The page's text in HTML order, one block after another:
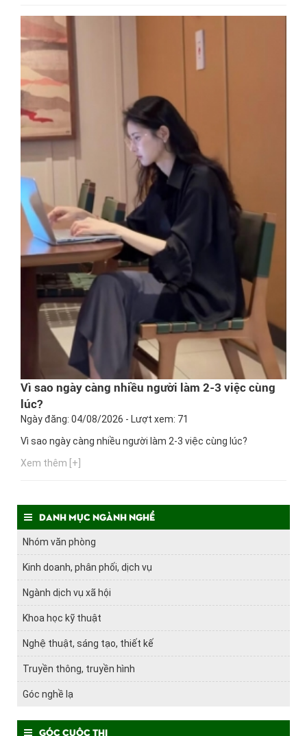
Vì sao ngày càng nhiều người làm 2-3 việc cùng
lúc?
Ngày đăng: 04/08/2026 - Lượt xem: 71
Vì sao ngày càng nhiều người làm 2-3 việc cùng lúc?
Xem thêm [+]
Danh mục ngành nghề
Nhóm văn phòng
Kinh doanh, phân phối, dịch vụ
Ngành dịch vụ xã hội
Khoa học kỹ thuật
Nghệ thuật, sáng tạo, thiết kế
Truyền thông, truyền hình
Góc nghề lạ
Góc cuộc thi